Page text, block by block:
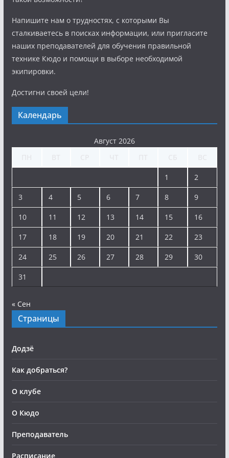
Напишите нам о трудностях, с которыми Вы
сталкиваетесь в поисках информации, или пригласите
наших преподавателей для обучения правильной
технике Кюдо и помощи в выборе необходимой
экипировки.
Достигни своей цели!
Календарь
Август 2026
1 2
3 4 5 6 7 8 9
10 11 12 13 14 15 16
17 18 19 20 21 22 23
24 25 26 27 28 29 30
31
« Сен
Страницы
Додзё
Как добраться?
О клубе
О Кюдо
Преподаватель
Расписание